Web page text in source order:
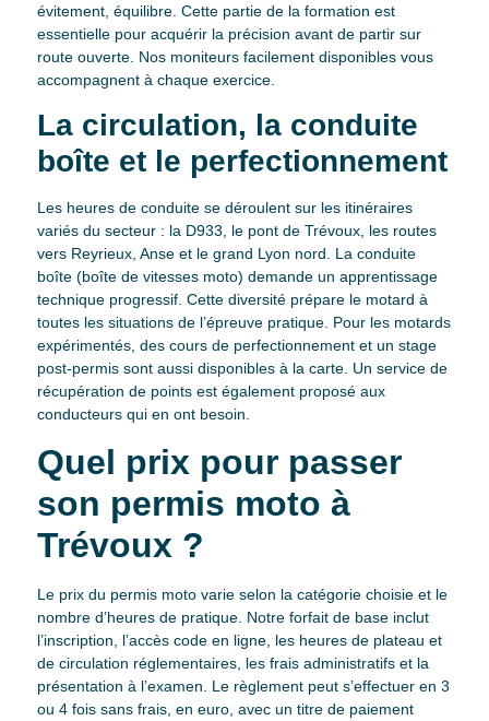
évitement, équilibre. Cette partie de la formation est
essentielle pour acquérir la précision avant de partir sur
route ouverte. Nos moniteurs facilement disponibles vous
accompagnent à chaque exercice.
La circulation, la conduite
boîte et le perfectionnement
Les heures de conduite se déroulent sur les itinéraires
variés du secteur : la D933, le pont de Trévoux, les routes
vers Reyrieux, Anse et le grand Lyon nord. La conduite
boîte (boîte de vitesses moto) demande un apprentissage
technique progressif. Cette diversité prépare le motard à
toutes les situations de l’épreuve pratique. Pour les motards
expérimentés, des cours de perfectionnement et un stage
post-permis sont aussi disponibles à la carte. Un service de
récupération de points est également proposé aux
conducteurs qui en ont besoin.
Quel prix pour passer
son permis moto à
Trévoux ?
Le prix du permis moto varie selon la catégorie choisie et le
nombre d’heures de pratique. Notre forfait de base inclut
l’inscription, l’accès code en ligne, les heures de plateau et
de circulation réglementaires, les frais administratifs et la
présentation à l’examen. Le règlement peut s’effectuer en 3
ou 4 fois sans frais, en euro, avec un titre de paiement